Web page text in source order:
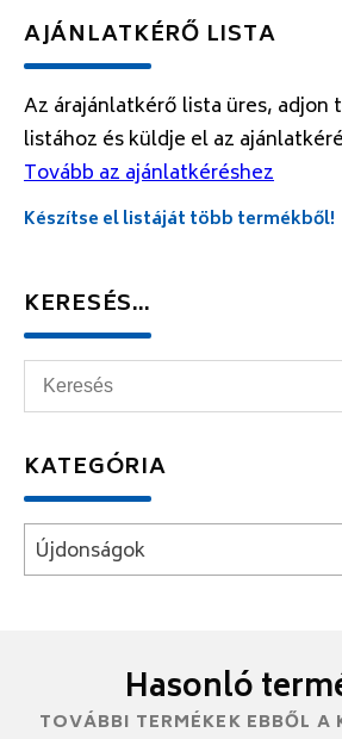
AJÁNLATKÉRŐ LISTA
Az árajánlatkérő lista üres, adjon
listához és küldje el az
Tovább az ajánlatkéréshez
Készítse el listáját több termékből!
KERESÉS…
KATEGÓRIA
Újdonságok
Hasonló
TOVÁBBI TERMÉKEK EBBŐL A